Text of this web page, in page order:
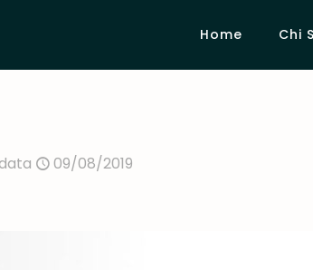
Home Chi
09/08/2019